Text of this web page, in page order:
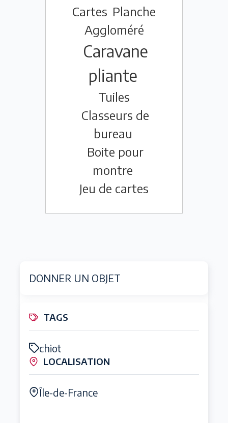
Cartes Planche
Aggloméré
Caravane
pliante
Tuiles
Classeurs de
bureau
Boite pour
montre
Jeu de cartes
DONNER UN OBJET
TAGS
chiot
LOCALISATION
Île-de-France